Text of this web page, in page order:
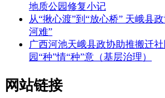
地质公园修复小记
从“揪心渡”到“放心桥” 天峨县
河难”
广西河池天峨县政协助推搬迁
园“种”情“种”意（基层治理）
网站链接